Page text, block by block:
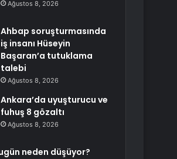
Ağustos 8, 2026
Ahbap soruşturmasında
iş insanı Hüseyin
Başaran’a tutuklama
talebi
Ağustos 8, 2026
Ankara’da uyuşturucu ve
fuhuş 8 gözaltı
Ağustos 8, 2026
neden düşüyor?